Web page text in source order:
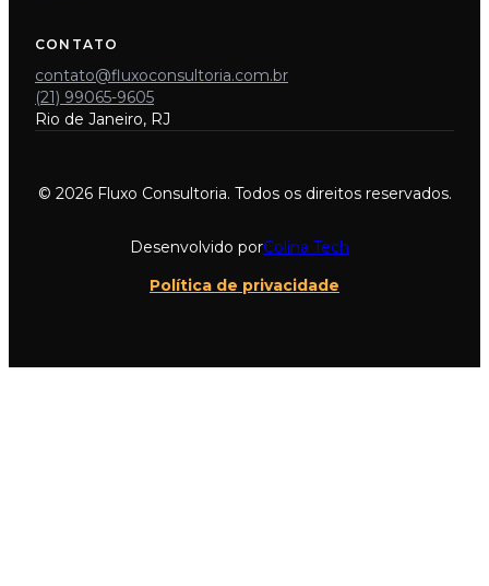
CONTATO
contato@fluxoconsultoria.com.br
(21) 99065-9605
Rio de Janeiro, RJ
© 2026 Fluxo Consultoria. Todos os direitos reservados.
Desenvolvido porColina Tech
Política de privacidade